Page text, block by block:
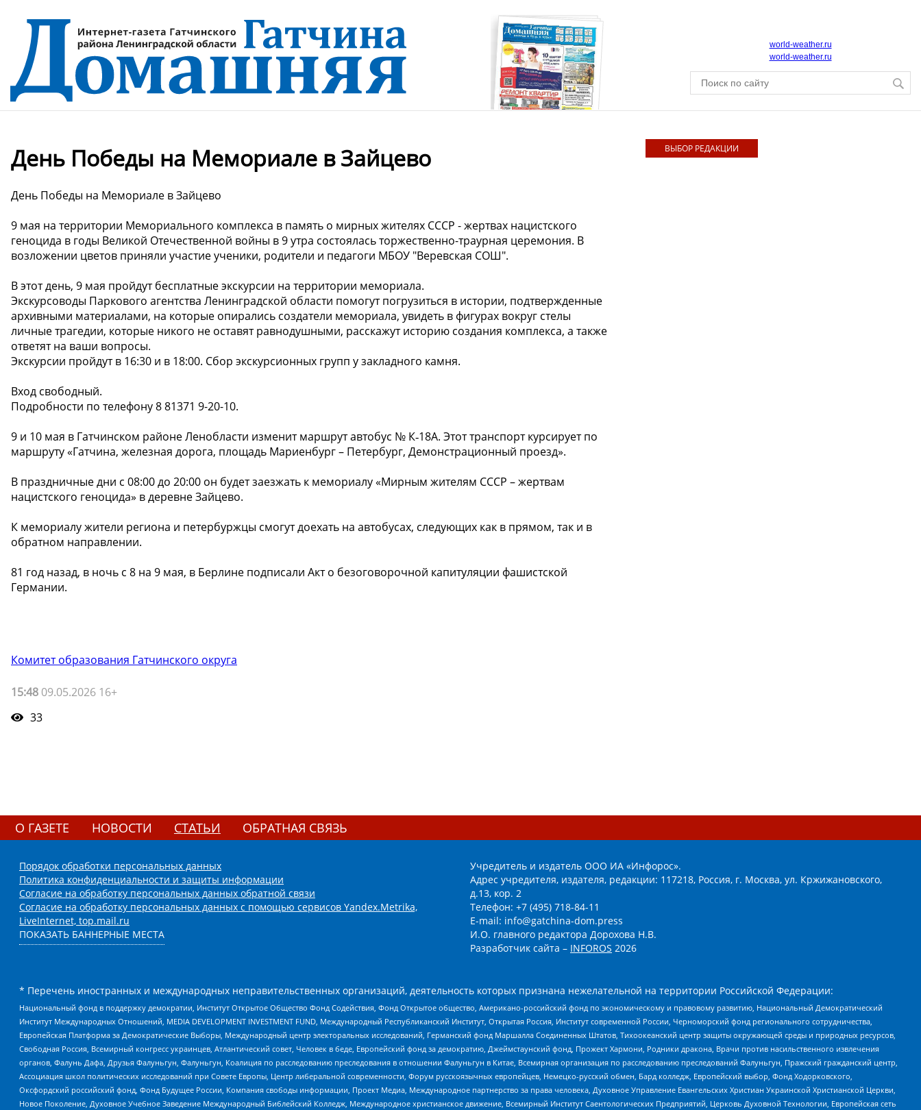
world-weather.ru
world-weather.ru
День Победы на Мемориале в Зайцево
День Победы на Мемориале в Зайцево
9 мая на территории Мемориального комплекса в память о мирных жителях СССР - жертвах нацистского
геноцида в годы Великой Отечественной войны в 9 утра состоялась торжественно-траурная церемония. В
возложении цветов приняли участие ученики, родители и педагоги МБОУ "Веревская СОШ".
В этот день, 9 мая пройдут бесплатные экскурсии на территории мемориала.
Экскурсоводы Паркового агентства Ленинградской области помогут погрузиться в истории, подтвержденные
архивными материалами, на которые опирались создатели мемориала, увидеть в фигурах вокруг стелы
личные трагедии, которые никого не оставят равнодушными, расскажут историю создания комплекса, а также
ответят на ваши вопросы.
Экскурсии пройдут в 16:30 и в 18:00. Сбор экскурсионных групп у закладного камня.
Вход свободный.
Подробности по телефону 8 81371 9-20-10.
9 и 10 мая в Гатчинском районе Ленобласти изменит маршрут автобус № К‑18А. Этот транспорт курсирует по
маршруту «Гатчина, железная дорога, площадь Мариенбург – Петербург, Демонстрационный проезд».
В праздничные дни с 08:00 до 20:00 он будет заезжать к мемориалу «Мирным жителям СССР – жертвам
нацистского геноцида» в деревне Зайцево.
К мемориалу жители региона и петербуржцы смогут доехать на автобусах, следующих как в прямом, так и в
обратном направлении.
81 год назад, в ночь с 8 на 9 мая, в Берлине подписали Акт о безоговорочной капитуляции фашистской
Германии.
Комитет образования Гатчинского округа
15:48 09.05.2026 16+
33
ВЫБОР РЕДАКЦИИ
О ГАЗЕТЕ НОВОСТИ СТАТЬИ ОБРАТНАЯ СВЯЗЬ
Порядок обработки персональных данных
Политика конфиденциальности и защиты информации
Согласие на обработку персональных данных обратной связи
Согласие на обработку персональных данных с помощью сервисов Yandex.Metrika,
LiveInternet, top.mail.ru
ПОКАЗАТЬ БАННЕРНЫЕ МЕСТА
Учредитель и издатель ООО ИА «Инфорос».
Адрес учредителя, издателя, редакции: 117218, Россия, г. Москва, ул. Кржижановского,
д.13, кор. 2
Телефон: +7 (495) 718-84-11
E-mail: info@gatchina-dom.press
И.О. главного редактора Дорохова Н.В.
Разработчик сайта – INFOROS 2026
* Перечень иностранных и международных неправительственных организаций, деятельность которых признана нежелательной на территории Российской Федерации:
Национальный фонд в поддержку демократии, Институт Открытое Общество Фонд Содействия, Фонд Открытое общество, Американо-российский фонд по экономическому и правовому развитию, Национальный Демократический
Институт Международных Отношений, MEDIA DEVELOPMENT INVESTMENT FUND, Международный Республиканский Институт, Открытая Россия, Институт современной России, Черноморский фонд регионального сотрудничества,
Европейская Платформа за Демократические Выборы, Международный центр электоральных исследований, Германский фонд Маршалла Соединенных Штатов, Тихоокеанский центр защиты окружающей среды и природных ресурсов,
Свободная Россия, Всемирный конгресс украинцев, Атлантический совет, Человек в беде, Европейский фонд за демократию, Джеймстаунский фонд, Прожект Хармони, Родники дракона, Врачи против насильственного извлечения
органов, Фалунь Дафа, Друзья Фалуньгун, Фалуньгун, Коалиция по расследованию преследования в отношении Фалуньгун в Китае, Всемирная организация по расследованию преследований Фалуньгун, Пражский гражданский центр,
Ассоциация школ политических исследований при Совете Европы, Центр либеральной современности, Форум русскоязычных европейцев, Немецко-русский обмен, Бард колледж, Европейский выбор, Фонд Ходорковского,
Оксфордский российский фонд, Фонд Будущее России, Компания свободы информации, Проект Медиа, Международное партнерство за права человека, Духовное Управление Евангельских Христиан Украинской Христианской Церкви,
Новое Поколение, Духовное Учебное Заведение Международный Библейский Колледж, Международное христианское движение, Всемирный Институт Саентологических Предприятий, Церковь Духовной Технологии, Европейская сеть